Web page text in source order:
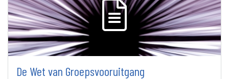
De Wet van Groepsvooruitgang